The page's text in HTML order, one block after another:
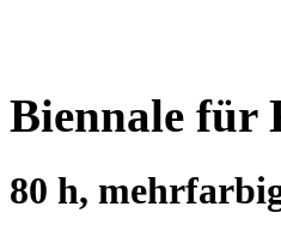
Biennale für
80 h,